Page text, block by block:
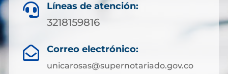
 Líneas de atención:
3218159816
 Correo electrónico:
unicarosas@supernotariado.gov.co